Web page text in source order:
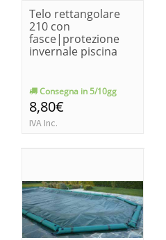
Telo rettangolare
210 con
fasce|protezione
invernale piscina
Consegna in 5/10gg
8,80€
IVA Inc.